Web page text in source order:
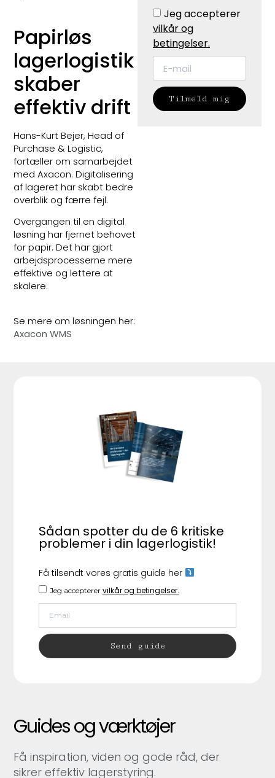
Papirløs
lagerlogistik
skaber
effektiv drift
Hans-Kurt Bejer, Head of
Purchase & Logistic,
fortæller om samarbejdet
med Axacon. Digitalisering
af lageret har skabt bedre
overblik og færre fejl.
Overgangen til en digital
løsning har fjernet behovet
for papir. Det har gjort
arbejdsprocesserne mere
effektive og lettere at
skalere.
Se mere om løsningen her:
Axacon WMS
Jeg accepterer
vilkår og
betingelser.
Tilmeld mig
Guides og værktøjer
Få inspiration, viden og gode råd, der
sikrer effektiv lagerstyring.
Sådan spotter du de 6 kritiske
problemer i din lagerlogistik!
Få tilsendt vores gratis guide her
Jeg accepterer vilkår og betingelser.
Send guide